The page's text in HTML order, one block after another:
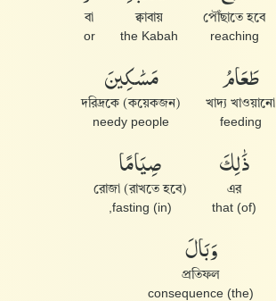
পৌঁছাতে হবে
reaching
ক্বাবায়
the Kabah
বা
or
طَعَامُ
খাদ্য খাওয়ানো
feeding
مَسَٰكِينَ
(কয়েকজন) দরিদ্রকে
needy people
ذَٰلِكَ
এর
(of) that
صِيَامًا
রোজা (রাখতে হবে)
(in) fasting,
وَبَالَ
প্রতিফল
(the) consequence